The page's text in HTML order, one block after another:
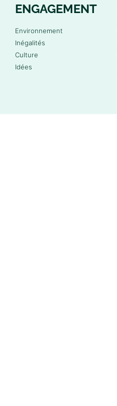
ENGAGEMENT
Environnement
Inégalités
Culture
Idées